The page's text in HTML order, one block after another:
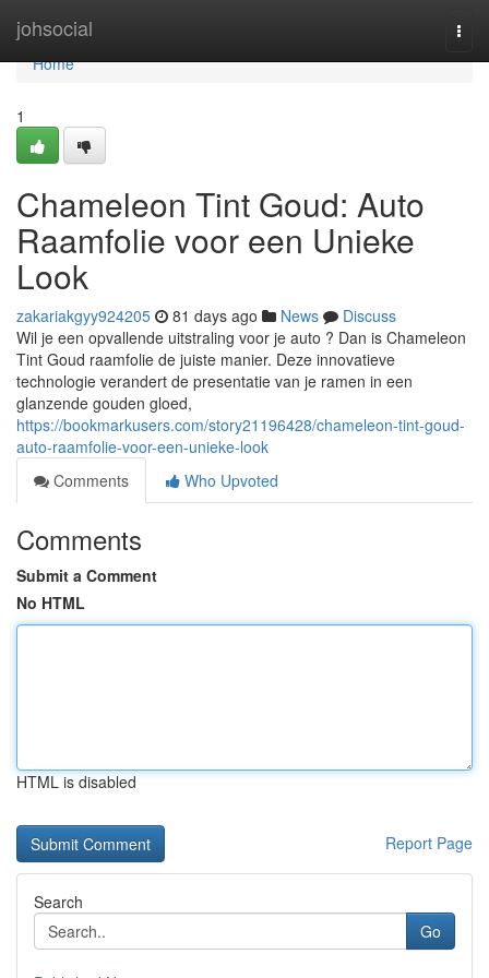
johsocial
Home
Home
1
Chameleon Tint Goud: Auto
Raamfolie voor een Unieke
Look
zakariakgyy924205 81 days ago News
Discuss
Wil je een opvallende uitstraling voor je auto ? Dan is Chameleon
Tint Goud raamfolie de juiste manier. Deze innovatieve
technologie verandert de presentatie van je ramen in een
glanzende gouden gloed,
https://bookmarkusers.com/story21196428/chameleon-tint-goud-
auto-raamfolie-voor-een-unieke-look
Comments
Who Upvoted
Comments
Submit a Comment
No HTML
HTML is disabled
Report Page
Search
Go